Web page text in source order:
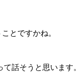
とですかね。
話そうと思います。